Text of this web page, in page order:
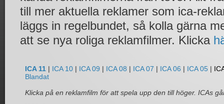
till mer aktuella reklamer som ica-
läggs in regelbundet, så kolla gärna
att se nya roliga reklamfilmer. Klicka
ICA 11 | ICA 10 | ICA 09 | ICA 08 | ICA 07 | ICA 06 | ICA 05 |
Blandat
Klicka på en reklamfilm för att spela upp den till höger. ICAs